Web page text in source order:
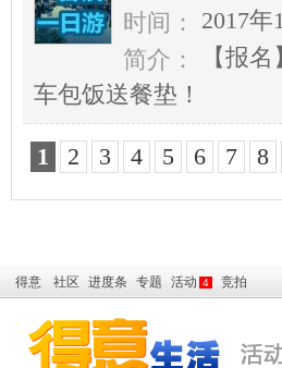
时间：
2017
简介：
【报
车包饭送餐垫！
1 2 3 4 5 6 7 8
得意
社区 进度条 专题 活动 4 竞拍